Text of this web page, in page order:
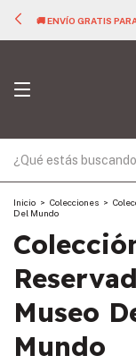
🚚 ENVÍO GRATIS
Inicio > Colecciones >
Del Mundo
Museo
Mundo